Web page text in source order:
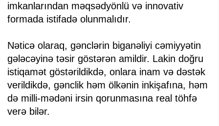
imkanlarından məqsədyönlü və innovativ
formada istifadə olunmalıdır.
Nəticə olaraq, gənclərin biganəliyi cəmiyyətin
gələcəyinə təsir göstərən amildir. Lakin doğru
istiqamət göstərildikdə, onlara inam və dəstək
verildikdə, gənclik həm ölkənin inkişafına, həm
də milli-mədəni irsin qorunmasına real töhfə
verə bilər.